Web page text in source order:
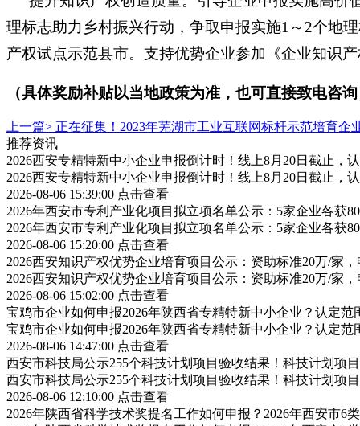
理标志助力乡村振兴行动，争取申报实施1～2个地
产权试点示范县市。支持优势企业参加《企业知识
（具体奖励补贴以当地政策为准，也可直接致电咨
上一篇> 正在征集！2023年芜湖市工业互联网标杆示范培育企
推荐资讯
2026西安专精特新中小企业申报倒计时！线上8月20日截止，
2026西安专精特新中小企业申报倒计时！线上8月20日截止，
2026-08-06 15:39:00 点击查看
2026年西安市专利产业化项目拟立项名单公示：5家企业各获
2026年西安市专利产业化项目拟立项名单公示：5家企业各获
2026-08-06 15:20:00 点击查看
2026西安知识产权优势企业培育项目公示：资助标准20万/家
2026西安知识产权优势企业培育项目公示：资助标准20万/家
2026-08-06 15:02:00 点击查看
宝鸡市企业如何申报2026年陕西省专精特新中小企业？认定
宝鸡市企业如何申报2026年陕西省专精特新中小企业？认定
2026-08-06 14:47:00 点击查看
西安市科技局公示255个科技计划项目验收结果！科技计划项
西安市科技局公示255个科技计划项目验收结果！科技计划项
2026-08-06 12:10:00 点击查看
2026年陕西省科学技术奖提名工作如何申报？2026年西安市6